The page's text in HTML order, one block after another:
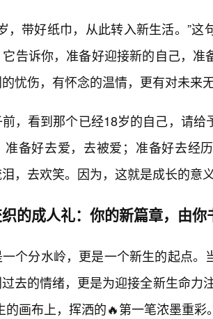
，带好纸巾，从此转入新生活。”
告诉你，准备好迎接新的自己，准
忧伤，有怀念的温情，更有对未来
，看到那个已经18岁的自己，请
准备好去爱，去被爱；准备好去经
，去欢笑。因为，这就是成长的意
的成人礼：你的新篇章，由你
个分水岭，更是一个新生的起点。
去的情绪，更是为迎接全新生命力
的画布上，挥洒的🔥第一笔浓墨重彩。